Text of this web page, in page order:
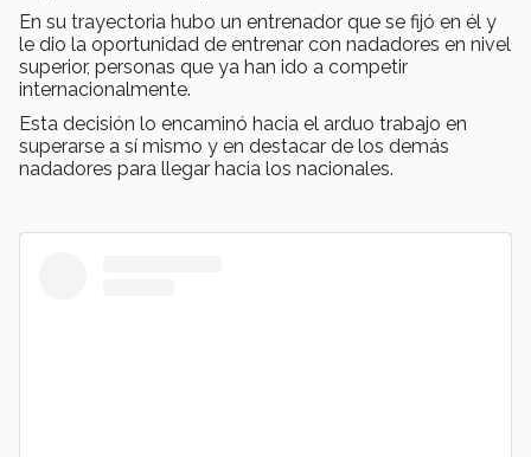
En su trayectoria hubo un entrenador que se fijó en él y
le dio la oportunidad de entrenar con nadadores en nivel
superior, personas que ya han ido a competir
internacionalmente.
Esta decisión lo encaminó hacia el arduo trabajo en
superarse a sí mismo y en destacar de los demás
nadadores para llegar hacia los nacionales.